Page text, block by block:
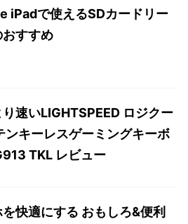
iPadで使えるSDカードリー
おすすめ
速いLIGHTSPEED ロジクー
ンキーレスゲーミングキーボ
TKL レビュー
を快適にする おもしろ&便利